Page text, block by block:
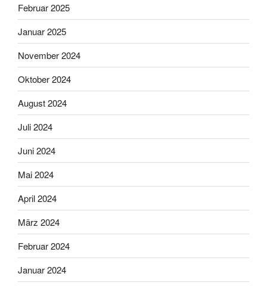
Februar 2025
Januar 2025
November 2024
Oktober 2024
August 2024
Juli 2024
Juni 2024
Mai 2024
April 2024
März 2024
Februar 2024
Januar 2024